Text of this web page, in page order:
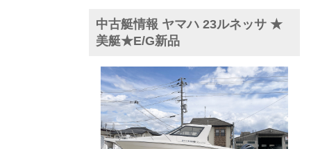
中古艇情報 ヤマハ 23ルネッサ ★
美艇★E/G新品